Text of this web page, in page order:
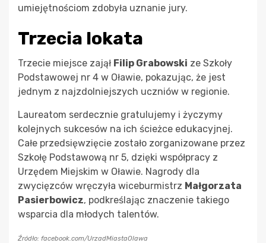
umiejętnościom zdobyła uznanie jury.
Trzecia lokata
Trzecie miejsce zajął Filip Grabowski ze Szkoły
Podstawowej nr 4 w Oławie, pokazując, że jest
jednym z najzdolniejszych uczniów w regionie.
Laureatom serdecznie gratulujemy i życzymy
kolejnych sukcesów na ich ścieżce edukacyjnej.
Całe przedsięwzięcie zostało zorganizowane przez
Szkołę Podstawową nr 5, dzięki współpracy z
Urzędem Miejskim w Oławie. Nagrody dla
zwycięzców wręczyła wiceburmistrz Małgorzata
Pasierbowicz, podkreślając znaczenie takiego
wsparcia dla młodych talentów.
Źródło: facebook.com/UrzadMiastaOlawa